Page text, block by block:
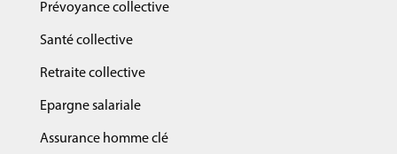
Prévoyance collective
Santé collective
Retraite collective
Epargne salariale
Assurance homme clé